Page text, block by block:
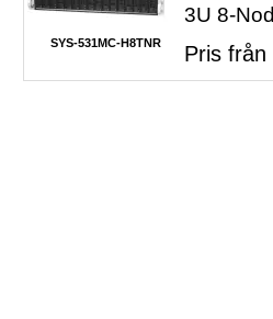
SYS-531MC-H8TNR
3U 8-
Pris